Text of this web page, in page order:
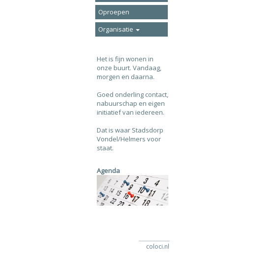
Oproepen
Organisatie
Het is fijn wonen in
onze buurt. Vandaag,
morgen en daarna.
Goed onderling contact,
nabuurschap en eigen
initiatief van iedereen.
Dat is waar Stadsdorp
Vondel/Helmers voor
staat.
Agenda
coloci.nl